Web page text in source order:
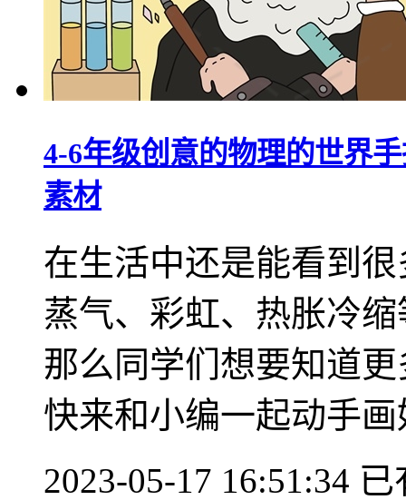
4-6年级创意的物理的世界
素材
在生活中还是能看到
蒸气、彩虹、热胀冷
那么同学们想要知道
快来和小编一起动手画
2023-05-17 16:51:34 已